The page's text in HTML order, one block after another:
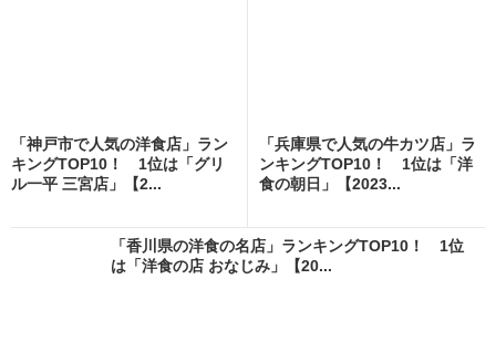
「神戸市で人気の洋食店」ラン
キングTOP10！ 1位は「グリ
ル一平 三宮店」【2...
「兵庫県で人気の牛カツ店」ラ
ンキングTOP10！ 1位は「洋
食の朝日」【2023...
「香川県の洋食の名店」ランキングTOP10！ 1位
は「洋食の店 おなじみ」【20...